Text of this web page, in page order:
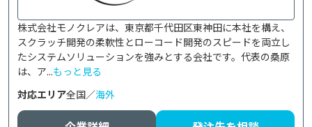
株式会社モノクレアは、東京都千代田区東神田に本社を構え、
スクラッチ開発の柔軟性とローコード開発のスピードを両立し
たシステムソリューションを強みとする会社です。代表の桑原
は、ア...もっと見る
対応エリア全国／海外